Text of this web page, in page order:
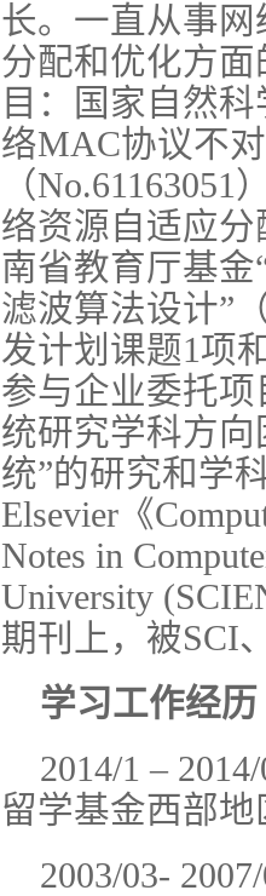
长。一直从事
分配和优化方
目：国家自然
络MAC协议不
（
络资源自适应分
南省教育厅基
滤波算法设计”
发计划课题1项
参与企业委托
统研究学科方
统”的研究和学
Elsevier《
Notes in
University
期刊上，被SCI
学习工作经历
2014/1 –
留学基金西部
2003/03-